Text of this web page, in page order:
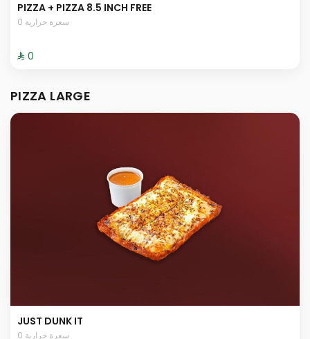
PIZZA + PIZZA 8.5 INCH FREE
0 سعرة حرارية
⁨⁦‪‬ 0⁩
PIZZA LARGE
JUST DUNK IT
0 سعرة حرارية